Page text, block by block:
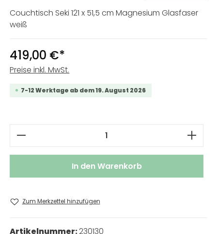
Couchtisch Seki 121 x 51,5 cm Magnesium Glasfaser
weiß
419,00 €*
Preise inkl. MwSt.
7-12 Werktage ab dem 19. August 2026
Produkt Anzahl: Gib den
In den Warenkorb
Zum Merkzettel hinzufügen
Artikelnummer:230130